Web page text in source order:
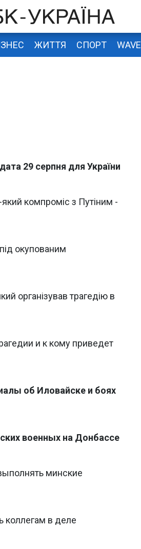
ЖИТТЯ СПОРТ WAVE
29 серпня для України
який компроміс з Путіним -
окупованим
організував трагедію в
и к кому приведет
об Иловайске и боях
военных на Донбассе
минские
коллегам в деле